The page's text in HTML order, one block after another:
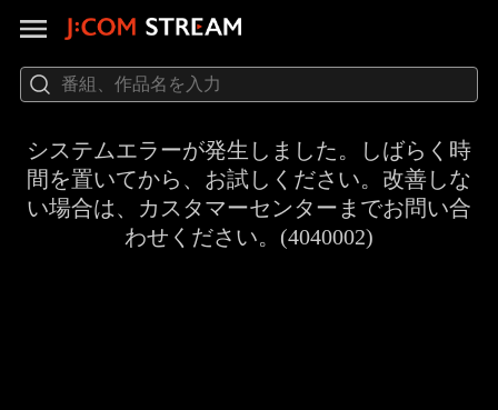
システムエラーが発生しました。しばらく時
間を置いてから、お試しください。改善しな
い場合は、カスタマーセンターまでお問い合
わせください。(4040002)